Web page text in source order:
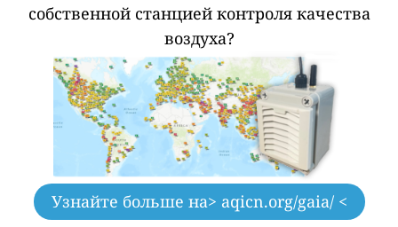
собственной станцией контроля качества
воздуха?
Узнайте больше на> aqicn.org/gaia/ <